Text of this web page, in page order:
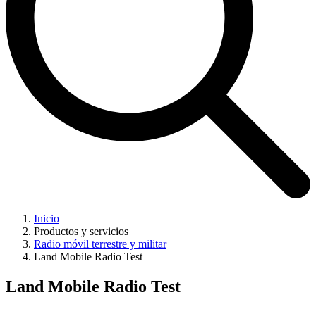
Inicio
Productos y servicios
Radio móvil terrestre y militar
Land Mobile Radio Test
Land Mobile Radio Test